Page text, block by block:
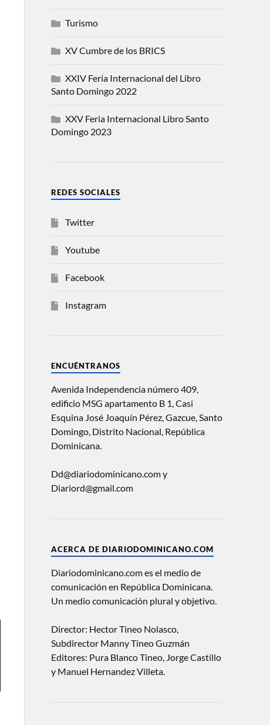
Turismo
XV Cumbre de los BRICS
XXIV Feria Internacional del Libro
Santo Domingo 2022
XXV Feria Internacional Libro Santo
Domingo 2023
REDES SOCIALES
Twitter
Youtube
Facebook
Instagram
ENCUÉNTRANOS
Avenida Independencia número 409,
edificio MSG apartamento B 1, Casi
Esquina José Joaquín Pérez, Gazcue, Santo
Domingo, Distrito Nacional, República
Dominicana.
Dd@diariodominicano.com y
Diariord@gmail.com
ACERCA DE DIARIODOMINICANO.COM
Diariodominicano.com es el medio de
comunicación en República Dominicana.
Un medio comunicación plural y objetivo.
Director: Hector Tineo Nolasco,
Subdirector Manny Tineo Guzmán
Editores: Pura Blanco Tineo, Jorge Castillo
y Manuel Hernandez Villeta.